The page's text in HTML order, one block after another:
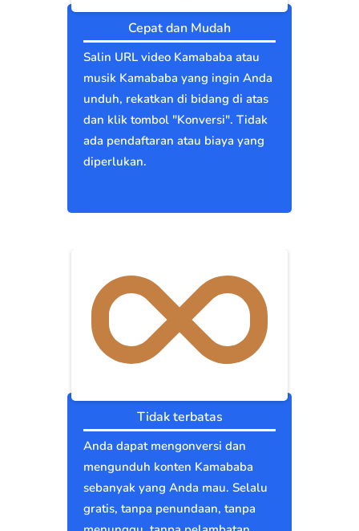
Cepat dan Mudah
Salin URL video Kamababa atau
musik Kamababa yang ingin Anda
unduh, rekatkan di bidang di atas
dan klik tombol "Konversi". Tidak
ada pendaftaran atau biaya yang
diperlukan.
Tidak terbatas
Anda dapat mengonversi dan
mengunduh konten Kamababa
sebanyak yang Anda mau. Selalu
gratis, tanpa penundaan, tanpa